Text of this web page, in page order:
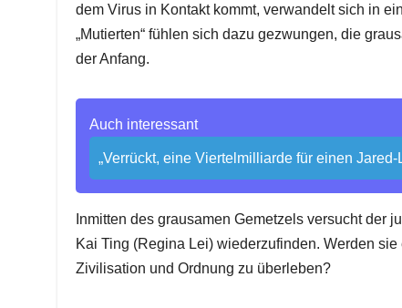
dem Virus in Kontakt kommt, verwandelt sich in
„Mutierten“ fühlen sich dazu gezwungen, die
der Anfang.
Auch interessant
„Verrückt, eine Viertelmilliarde für einen
Inmitten des grausamen Gemetzels versucht der
Kai Ting (Regina Lei) wiederzufinden. Werden
Zivilisation und Ordnung zu überleben?